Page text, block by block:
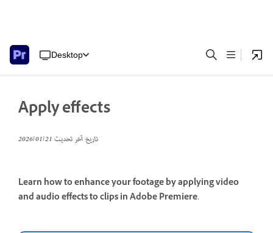
Desktop
Apply effects
تاريخ آخر تحديث21‏/01‏/2026
Learn how to enhance your footage by applying video
and audio effects to clips in Adobe Premiere.